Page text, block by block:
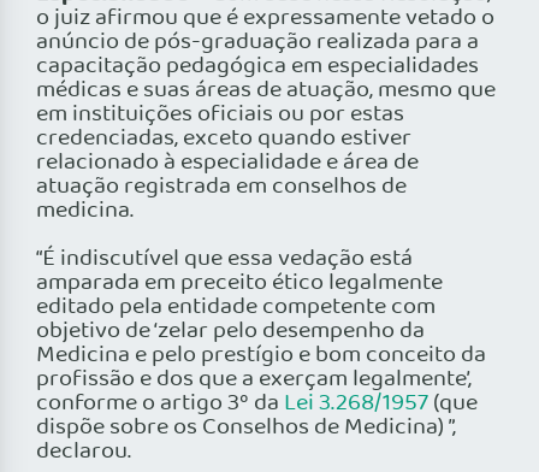
o juiz afirmou que é expressamente vetado o
anúncio de pós-graduação realizada para a
capacitação pedagógica em especialidades
médicas e suas áreas de atuação, mesmo que
em instituições oficiais ou por estas
credenciadas, exceto quando estiver
relacionado à especialidade e área de
atuação registrada em conselhos de
medicina.
“É indiscutível que essa vedação está
amparada em preceito ético legalmente
editado pela entidade competente com
objetivo de ‘zelar pelo desempenho da
Medicina e pelo prestígio e bom conceito da
profissão e dos que a exerçam legalmente’,
conforme o artigo 3º da Lei 3.268/1957(que
dispõe sobre os Conselhos de Medicina) ”,
declarou.